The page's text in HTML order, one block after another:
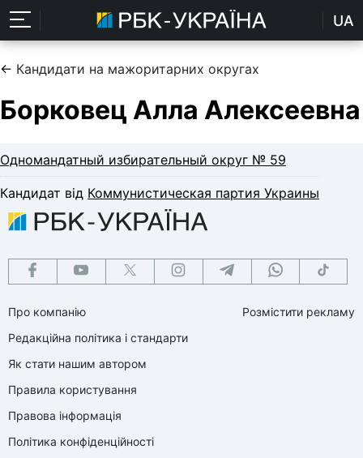
UA
← Кандидати на мажоритарних округах
Борковец Алла Алексеевна
Одномандатный избирательный округ № 59
Кандидат від Коммунистическая партия Украины
Про компанію
Редакційна політика і стандарти
Як стати нашим автором
Правила користування
Правова інформація
Політика конфіденційності
Розмістити рекламу